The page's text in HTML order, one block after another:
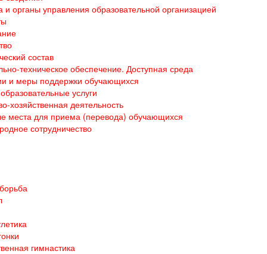
и органы управления образовательной организацией
состав
техническое обеспечение. Доступная среда
и меры поддержки обучающихся
услуги
хозяйственная деятельность
места для приема (перевода) обучающихся
сотрудничество
гимнастика